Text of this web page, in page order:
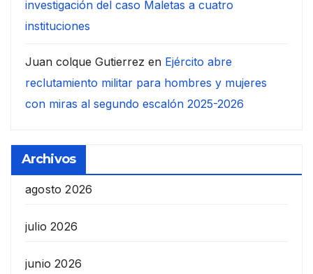
investigación del caso Maletas a cuatro
instituciones
Juan colque Gutierrez en Ejército abre
reclutamiento militar para hombres y mujeres
con miras al segundo escalón 2025-2026
Archivos
agosto 2026
julio 2026
junio 2026